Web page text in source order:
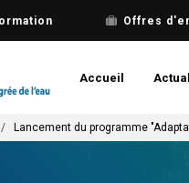
Offres
Accueil
Lancement du programme